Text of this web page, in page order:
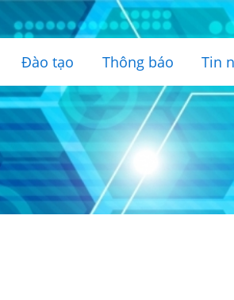
Đào tạo Thông báo Tin